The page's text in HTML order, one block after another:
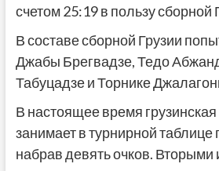
счетом 25:19 в пользу сборной
В составе сборной Грузии
Джабы Брегвадзе, Тедо
Табуцадзе и Торнике
В настоящее время
занимает в турнирной таблице
набрав девять очков.